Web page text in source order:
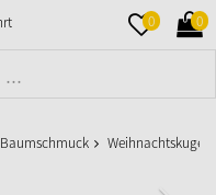
0 0
Baumschmuck Weihnachtskugeln